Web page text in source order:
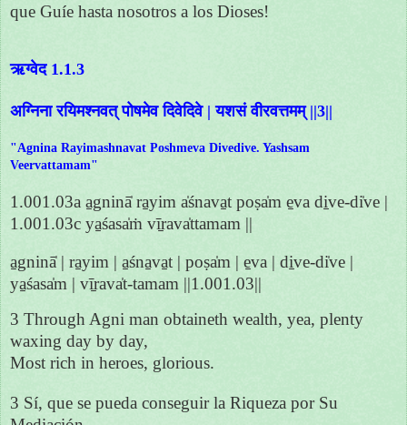
que Guíe hasta nosotros a los Dioses!
ऋग्वेद 1.1.3
अग्निना रयिमश्नवत् पोषमेव दिवेदिवे | यशसं वीरवत्तमम् ||3||
"Agnina Rayimashnavat Poshmeva Divedive. Yashsam
Veervattamam"
1.001.03a a̱gninā̍ ra̱yim a̍śnava̱t poṣa̍m e̱va di̱ve-di̍ve |
1.001.03c ya̱śasa̍ṁ vī̱rava̍ttamam ||
a̱gninā̍ | ra̱yim | a̱śna̱va̱t | poṣa̍m | e̱va | di̱ve-di̍ve |
ya̱śasa̍m | vī̱rava̍t-tamam ||1.001.03||
3 Through Agni man obtaineth wealth, yea, plenty
waxing day by day,
Most rich in heroes, glorious.
3 Sí, que se pueda conseguir la Riqueza por Su